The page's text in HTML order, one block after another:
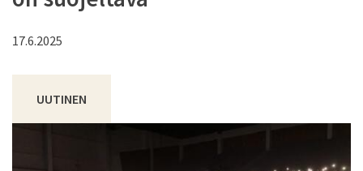
17.6.2025
UUTINEN